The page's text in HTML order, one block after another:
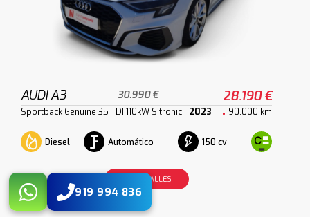
AUDI A3 30.990 € 28.190 €
Sportback Genuine 35 TDI 110kW S tronic 2023 90.000 km
Diesel Automático 150 cv
VER DETALLES
919 994 836